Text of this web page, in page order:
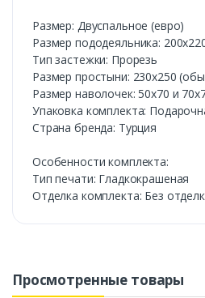
Размер: Двуспальное (евро)
Размер пододеяльника:
Тип застежки: Прорезь
Размер простыни: 230х250
Размер наволочек: 50х70 и
Упаковка комплекта:
Cтрана бренда: Турция
Особенности комплекта:
Тип печати: Гладкокрашеная
Отделка комплекта: Без
Просмотренные товары